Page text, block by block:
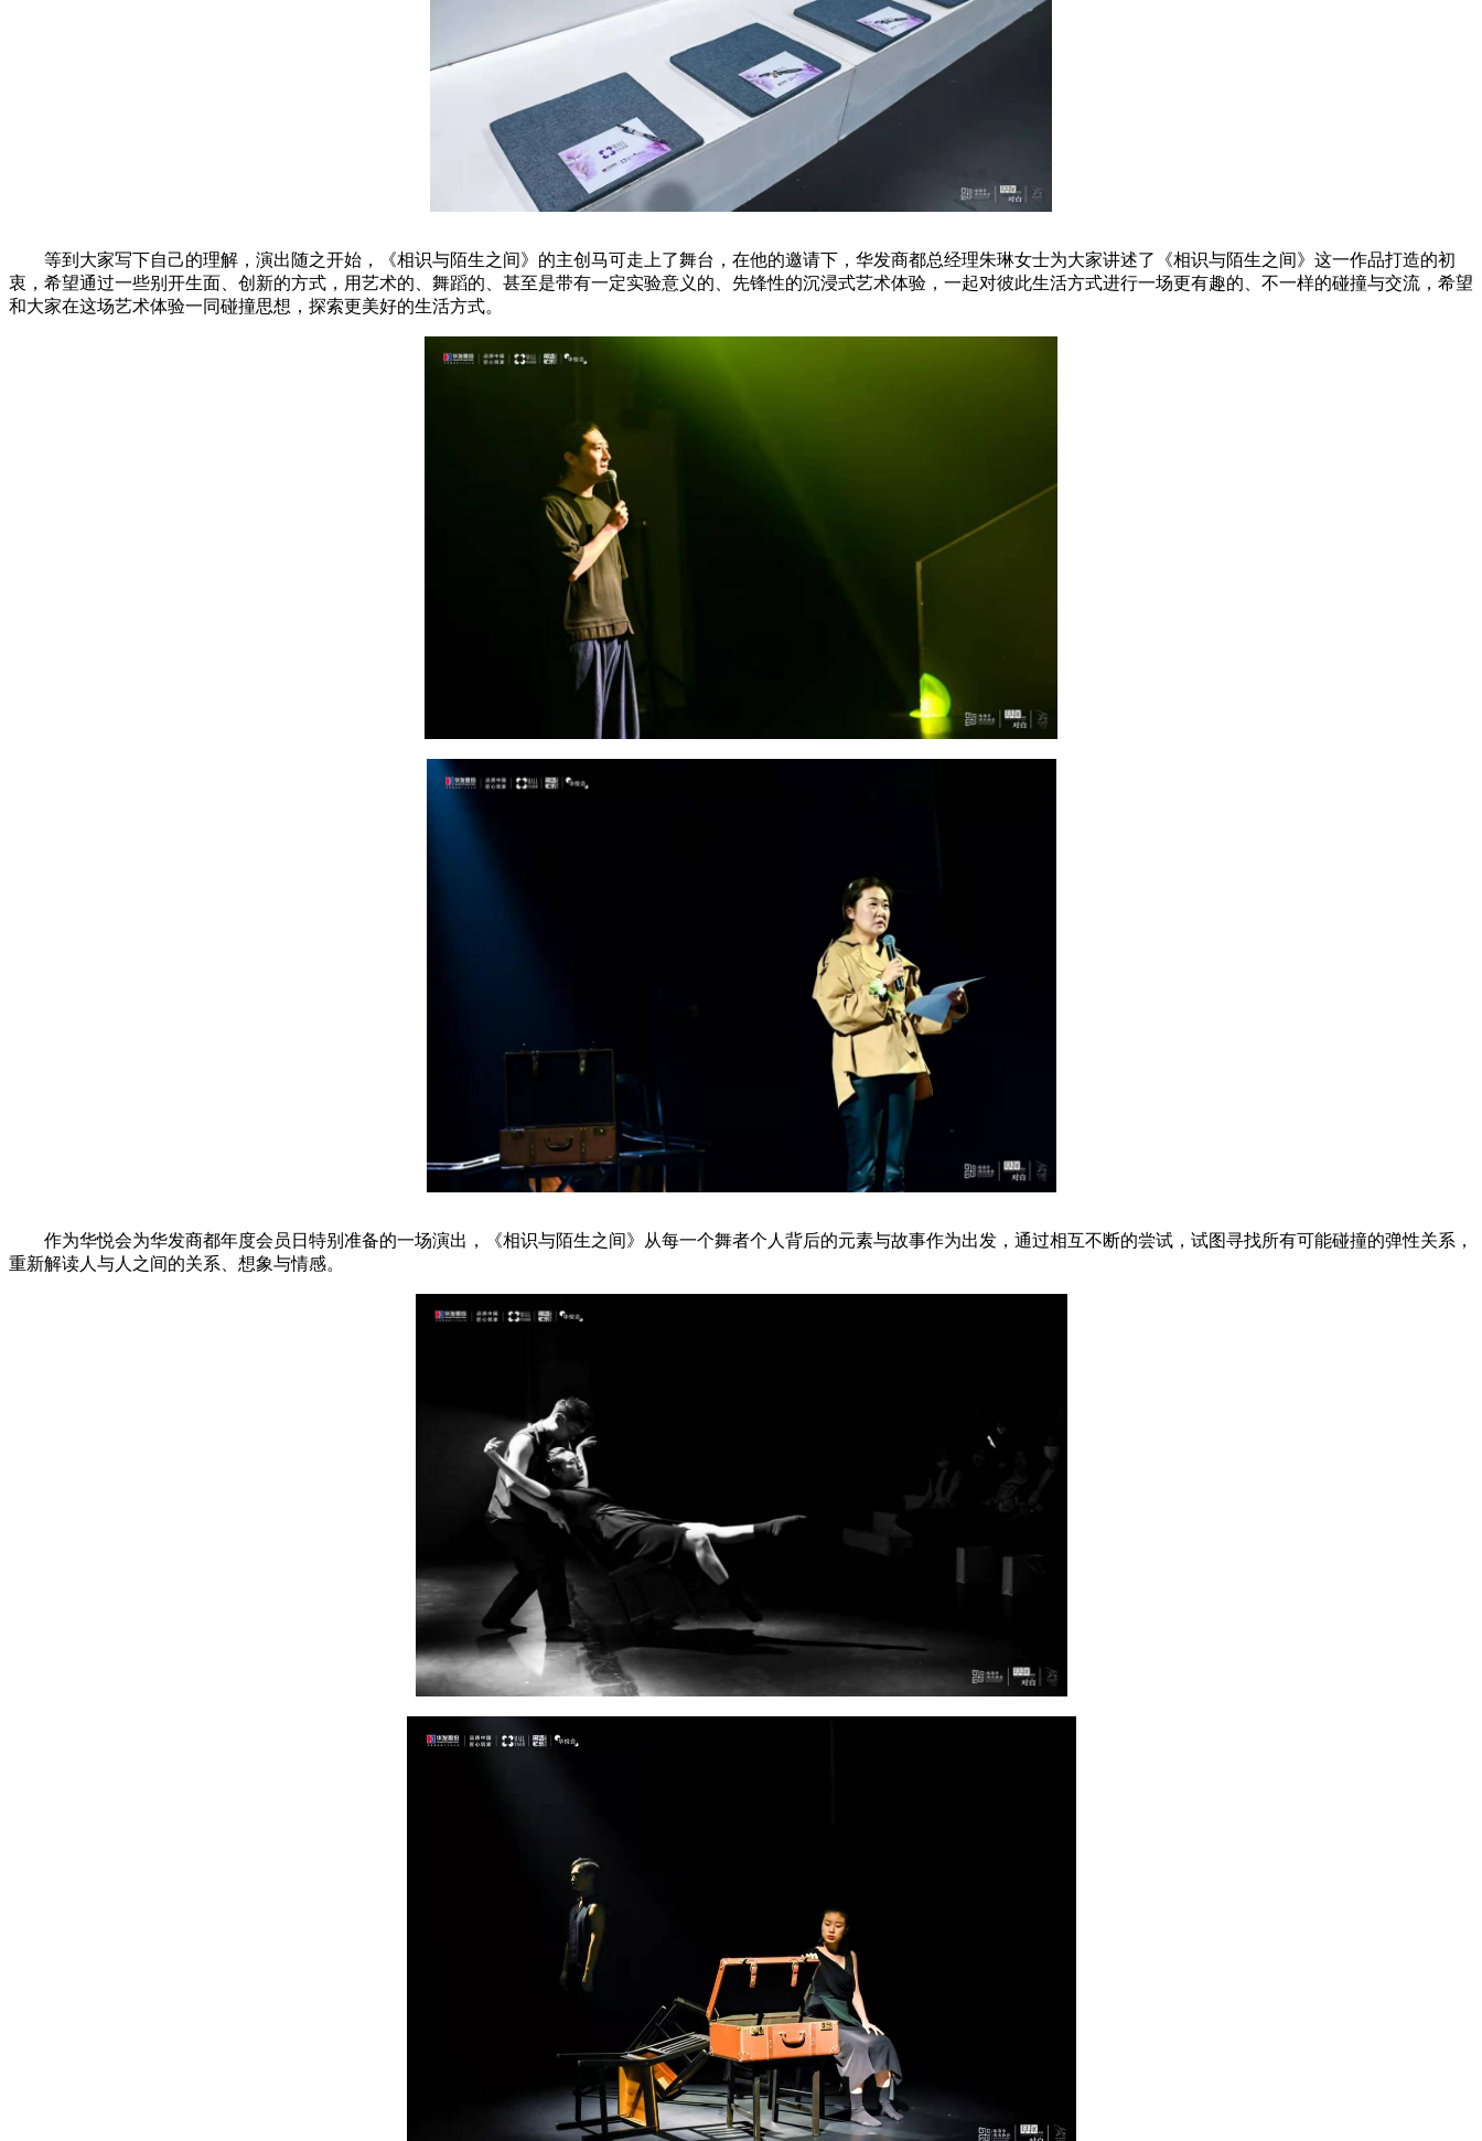
等到大家写下自己的理解，演出随之开始，《相识与陌生之间》的主创马可走上了舞台，在他的邀请下，华发商都总经理朱琳女士为大家讲述了《相识与陌生之间》这一作品打造的初
衷，希望通过一些别开生面、创新的方式，用艺术的、舞蹈的、甚至是带有一定实验意义的、先锋性的沉浸式艺术体验，一起对彼此生活方式进行一场更有趣的、不一样的碰撞与交流，希望
和大家在这场艺术体验一同碰撞思想，探索更美好的生活方式。
作为华悦会为华发商都年度会员日特别准备的一场演出，《相识与陌生之间》从每一个舞者个人背后的元素与故事作为出发，通过相互不断的尝试，试图寻找所有可能碰撞的弹性关系，
重新解读人与人之间的关系、想象与情感。